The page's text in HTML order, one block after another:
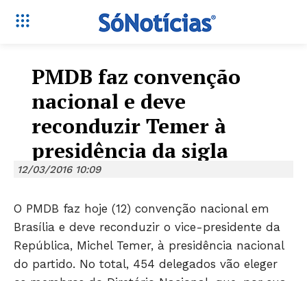
PMDB faz convenção
nacional e deve
reconduzir Temer à
presidência da sigla
12/03/2016 10:09
O PMDB faz hoje (12) convenção nacional em
Brasília e deve reconduzir o vice-presidente da
República, Michel Temer, à presidência nacional
do partido. No total, 454 delegados vão eleger